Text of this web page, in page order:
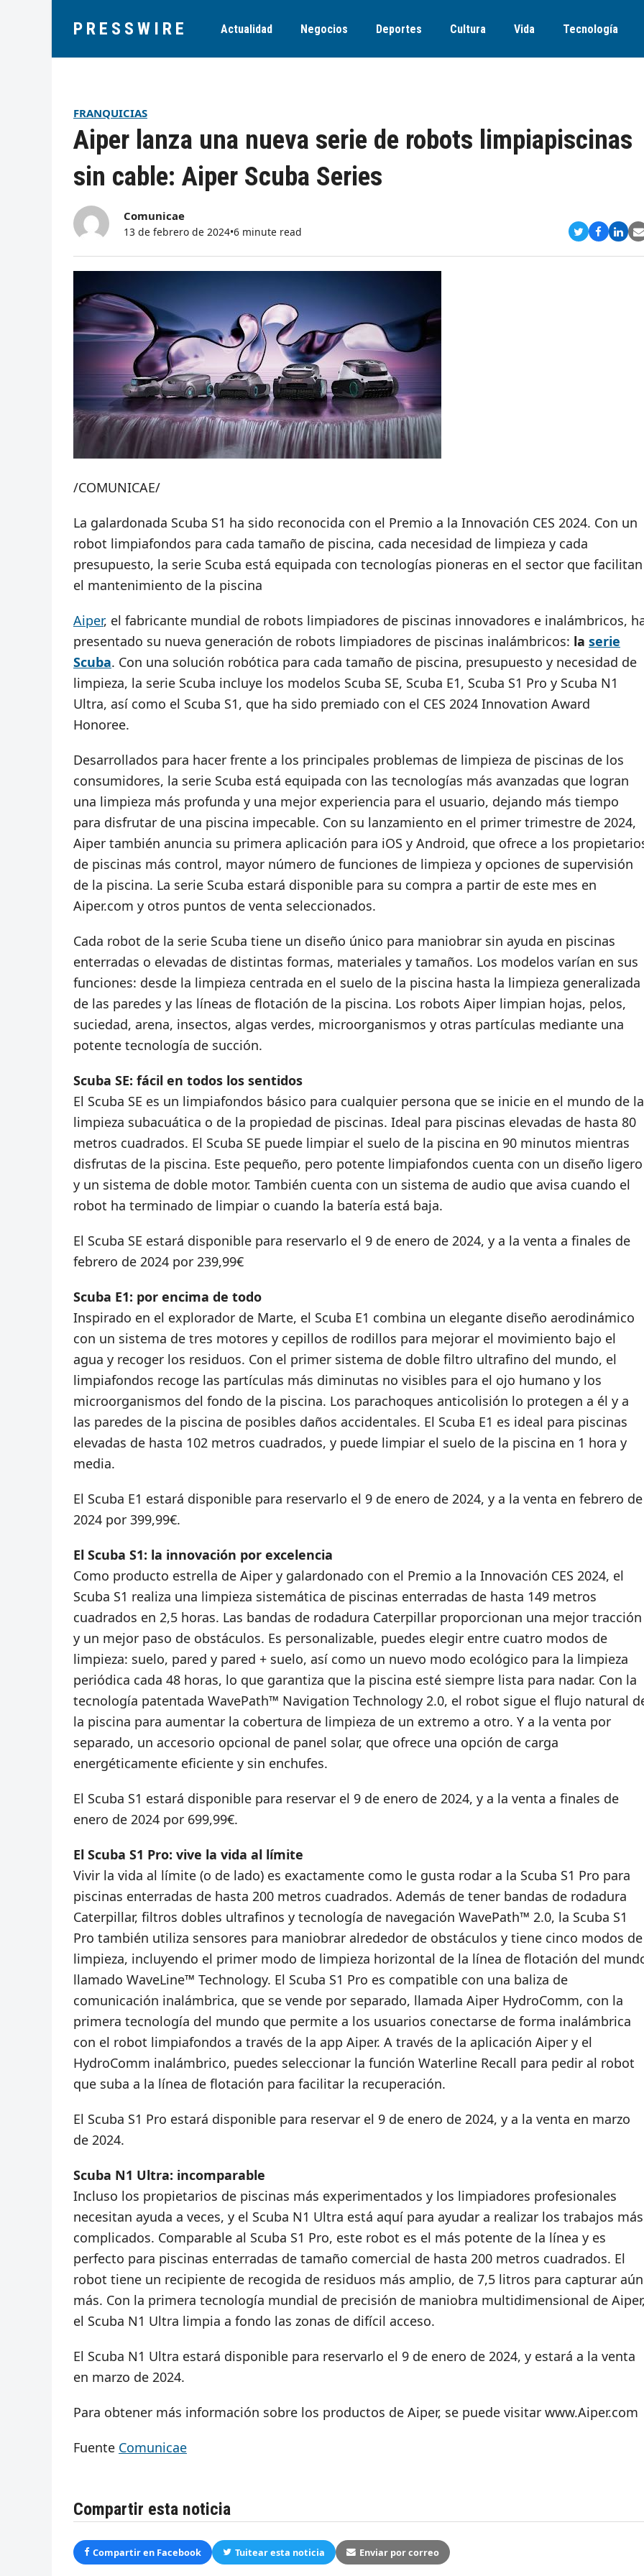
PRESSWIRE Actualidad Negocios Deportes Cultura Vida Tecnología
FRANQUICIAS
Aiper lanza una nueva serie de robots limpiapiscinas
sin cable: Aiper Scuba Series
Comunicae
13 de febrero de 2024•6 minute read Compartir
Twitter
/COMUNICAE/
La galardonada Scuba S1 ha sido reconocida con el Premio a la Innovación CES 2024. Con un
robot limpiafondos para cada tamaño de piscina, cada necesidad de limpieza y cada
presupuesto, la serie Scuba está equipada con tecnologías pioneras en el sector que facilitan
el mantenimiento de la piscina
Aiper, el fabricante mundial de robots limpiadores de piscinas innovadores e inalámbricos,
presentado su nueva generación de robots limpiadores de piscinas inalámbricos: la serie
Scuba. Con una solución robótica para cada tamaño de piscina, presupuesto y necesidad de
limpieza, la serie Scuba incluye los modelos Scuba SE, Scuba E1, Scuba S1 Pro y Scuba N1
Ultra, así como el Scuba S1, que ha sido premiado con el CES 2024 Innovation Award
Honoree.
Desarrollados para hacer frente a los principales problemas de limpieza de piscinas de los
consumidores, la serie Scuba está equipada con las tecnologías más avanzadas que logran
una limpieza más profunda y una mejor experiencia para el usuario, dejando más tiempo
para disfrutar de una piscina impecable. Con su lanzamiento en el primer trimestre de 2024,
Aiper también anuncia su primera aplicación para iOS y Android, que ofrece a los
de piscinas más control, mayor número de funciones de limpieza y opciones de supervisión
de la piscina. La serie Scuba estará disponible para su compra a partir de este mes en
Aiper.com y otros puntos de venta seleccionados.
Cada robot de la serie Scuba tiene un diseño único para maniobrar sin ayuda en piscinas
enterradas o elevadas de distintas formas, materiales y tamaños. Los modelos varían en sus
funciones: desde la limpieza centrada en el suelo de la piscina hasta la limpieza generalizada
de las paredes y las líneas de flotación de la piscina. Los robots Aiper limpian hojas, pelos,
suciedad, arena, insectos, algas verdes, microorganismos y otras partículas mediante una
potente tecnología de succión.
Scuba SE: fácil en todos los sentidos
El Scuba SE es un limpiafondos básico para cualquier persona que se inicie en el mundo de la
limpieza subacuática o de la propiedad de piscinas. Ideal para piscinas elevadas de hasta 80
metros cuadrados. El Scuba SE puede limpiar el suelo de la piscina en 90 minutos mientras
disfrutas de la piscina. Este pequeño, pero potente limpiafondos cuenta con un diseño ligero
y un sistema de doble motor. También cuenta con un sistema de audio que avisa cuando el
robot ha terminado de limpiar o cuando la batería está baja.
El Scuba SE estará disponible para reservarlo el 9 de enero de 2024, y a la venta a finales de
febrero de 2024 por 239,99€
Scuba E1: por encima de todo
Inspirado en el explorador de Marte, el Scuba E1 combina un elegante diseño aerodinámico
con un sistema de tres motores y cepillos de rodillos para mejorar el movimiento bajo el
agua y recoger los residuos. Con el primer sistema de doble filtro ultrafino del mundo, el
limpiafondos recoge las partículas más diminutas no visibles para el ojo humano y los
microorganismos del fondo de la piscina. Los parachoques anticolisión lo protegen a él y a
las paredes de la piscina de posibles daños accidentales. El Scuba E1 es ideal para piscinas
elevadas de hasta 102 metros cuadrados, y puede limpiar el suelo de la piscina en 1 hora y
media.
El Scuba E1 estará disponible para reservarlo el 9 de enero de 2024, y a la venta en febrero de
2024 por 399,99€.
El Scuba S1: la innovación por excelencia
Como producto estrella de Aiper y galardonado con el Premio a la Innovación CES 2024, el
Scuba S1 realiza una limpieza sistemática de piscinas enterradas de hasta 149 metros
cuadrados en 2,5 horas. Las bandas de rodadura Caterpillar proporcionan una mejor tracción
y un mejor paso de obstáculos. Es personalizable, puedes elegir entre cuatro modos de
limpieza: suelo, pared y pared + suelo, así como un nuevo modo ecológico para la limpieza
periódica cada 48 horas, lo que garantiza que la piscina esté siempre lista para nadar. Con la
tecnología patentada WavePath™ Navigation Technology 2.0, el robot sigue el flujo natural
la piscina para aumentar la cobertura de limpieza de un extremo a otro. Y a la venta por
separado, un accesorio opcional de panel solar, que ofrece una opción de carga
energéticamente eficiente y sin enchufes.
El Scuba S1 estará disponible para reservar el 9 de enero de 2024, y a la venta a finales de
enero de 2024 por 699,99€.
El Scuba S1 Pro: vive la vida al límite
Vivir la vida al límite (o de lado) es exactamente como le gusta rodar a la Scuba S1 Pro para
piscinas enterradas de hasta 200 metros cuadrados. Además de tener bandas de rodadura
Caterpillar, filtros dobles ultrafinos y tecnología de navegación WavePath™ 2.0, la Scuba S1
Pro también utiliza sensores para maniobrar alrededor de obstáculos y tiene cinco modos de
limpieza, incluyendo el primer modo de limpieza horizontal de la línea de flotación del
llamado WaveLine™ Technology. El Scuba S1 Pro es compatible con una baliza de
comunicación inalámbrica, que se vende por separado, llamada Aiper HydroComm, con la
primera tecnología del mundo que permite a los usuarios conectarse de forma inalámbrica
con el robot limpiafondos a través de la app Aiper. A través de la aplicación Aiper y el
HydroComm inalámbrico, puedes seleccionar la función Waterline Recall para pedir al robot
que suba a la línea de flotación para facilitar la recuperación.
El Scuba S1 Pro estará disponible para reservar el 9 de enero de 2024, y a la venta en marzo
de 2024.
Scuba N1 Ultra: incomparable
Incluso los propietarios de piscinas más experimentados y los limpiadores profesionales
necesitan ayuda a veces, y el Scuba N1 Ultra está aquí para ayudar a realizar los trabajos más
complicados. Comparable al Scuba S1 Pro, este robot es el más potente de la línea y es
perfecto para piscinas enterradas de tamaño comercial de hasta 200 metros cuadrados. El
robot tiene un recipiente de recogida de residuos más amplio, de 7,5 litros para capturar aún
más. Con la primera tecnología mundial de precisión de maniobra multidimensional de
el Scuba N1 Ultra limpia a fondo las zonas de difícil acceso.
El Scuba N1 Ultra estará disponible para reservarlo el 9 de enero de 2024, y estará a la venta
en marzo de 2024.
Para obtener más información sobre los productos de Aiper, se puede visitar www.Aiper.com
Fuente Comunicae
Compartir esta noticia
Compartir en Facebook Tuitear esta noticia Enviar por correo